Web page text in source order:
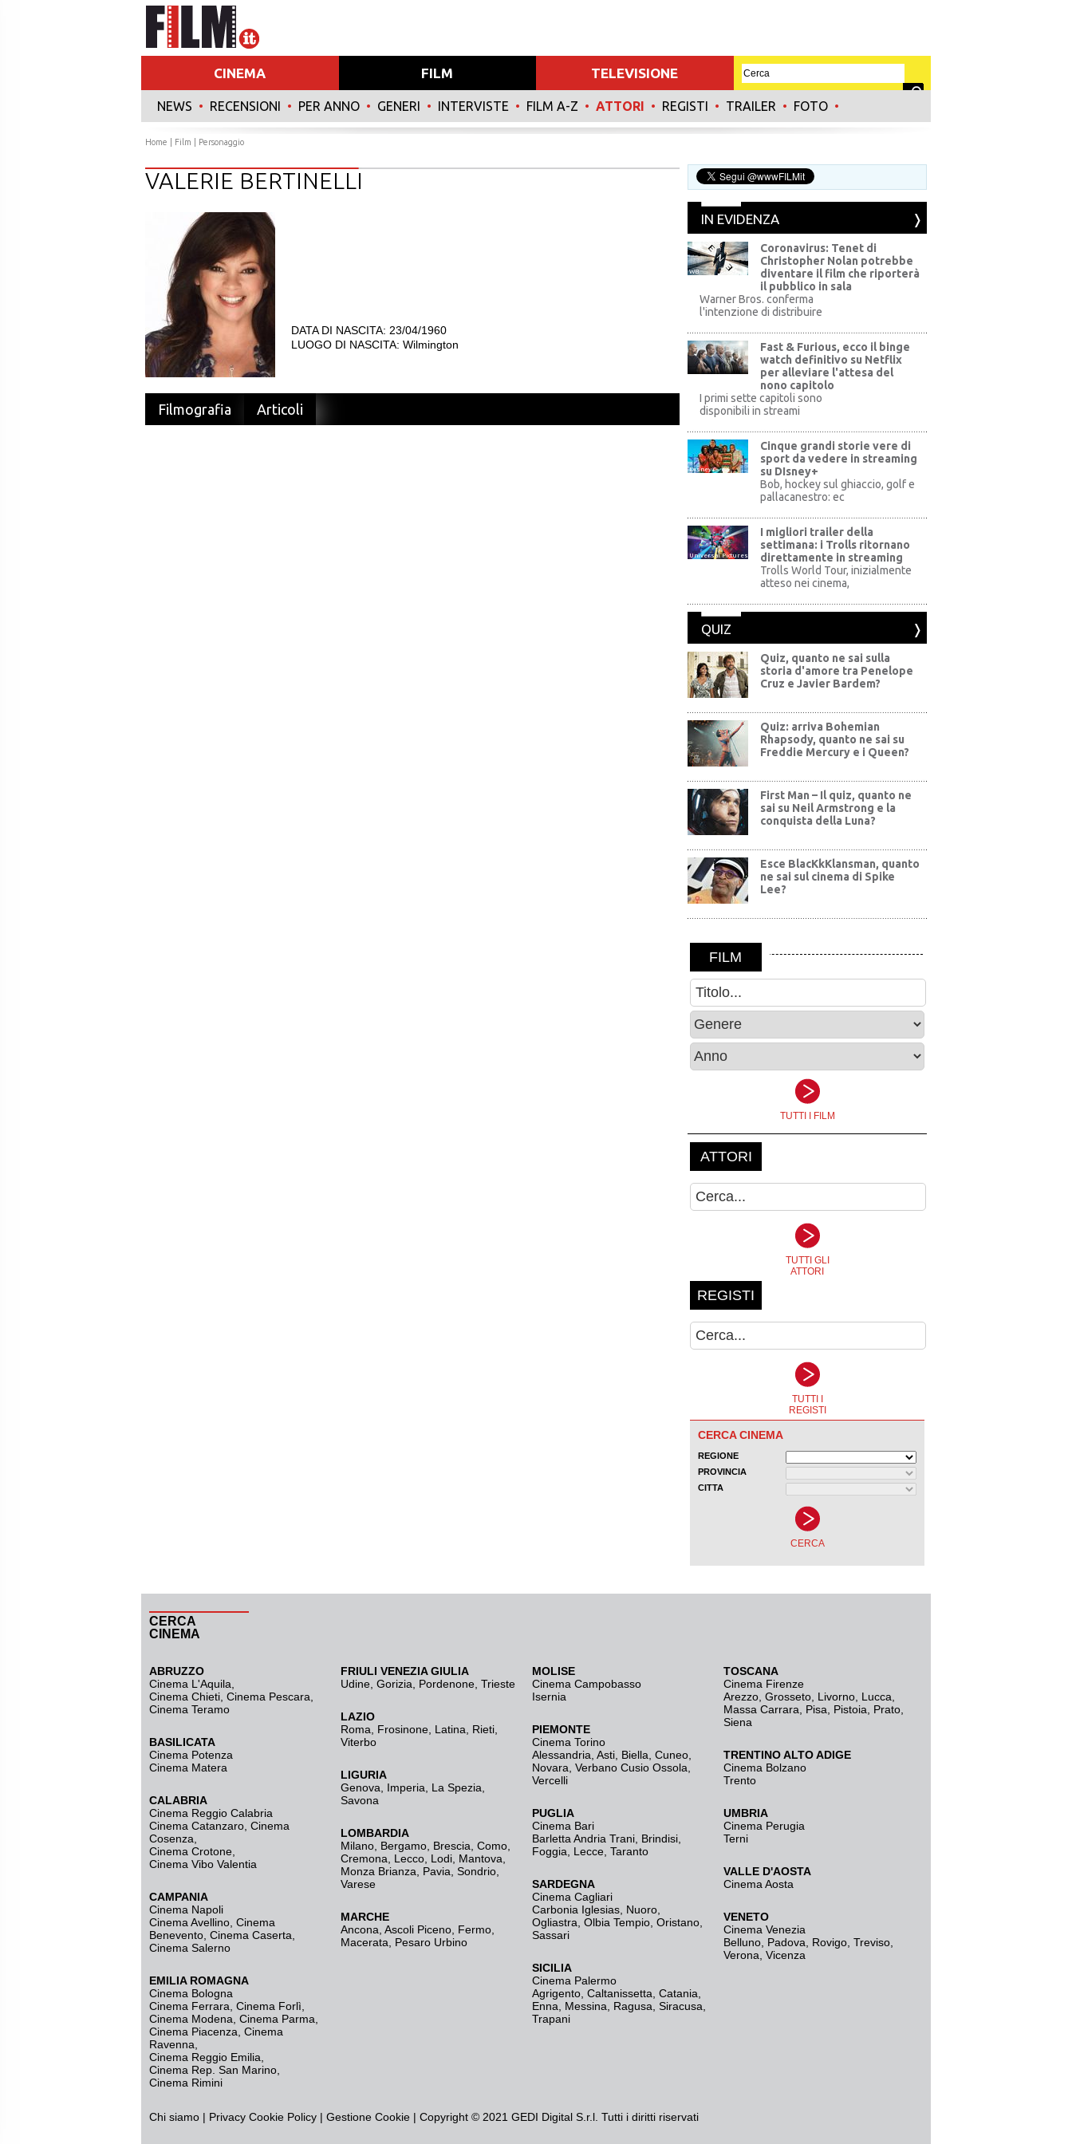
CINEMA FILM TELEVISIONE
NEWS • RECENSIONI • PER ANNO • GENERI • INTERVISTE • FILM A-Z • ATTORI • REGISTI • TRAILER • FOTO •
Home Film | Personaggio
VALERIE BERTINELLI
DATA DI NASCITA: 23/04/1960
LUOGO DI NASCITA: Wilmington
Filmografia Articoli
IN EVIDENZA
WB
Coronavirus: Tenet di
Christopher Nolan potrebbe
diventare il film che riporterà
il pubblico in sala
Warner Bros. conferma
l'intenzione di distribuire
Fast & Furious, ecco il binge
watch definitivo su Netflix
per alleviare l'attesa del
nono capitolo
I primi sette capitoli sono
disponibili in streami
Disney+
Cinque grandi storie vere di
sport da vedere in streaming
su DIsney+
Bob, hockey sul ghiaccio, golf e
pallacanestro: ec
Universal Pictures
I migliori trailer della
settimana: i Trolls ritornano
direttamente in streaming
Trolls World Tour, inizialmente
atteso nei cinema,
QUIZ
Quiz, quanto ne sai sulla
storia d'amore tra Penelope
Cruz e Javier Bardem?
Quiz: arriva Bohemian
Rhapsody, quanto ne sai su
Freddie Mercury e i Queen?
First Man – Il quiz, quanto ne
sai su Neil Armstrong e la
conquista della Luna?
Esce BlacKkKlansman, quanto
ne sai sul cinema di Spike
Lee?
CERCA
CINEMA
ABRUZZO
Cinema L'Aquila
Cinema Chieti, Cinema Pescara,
Cinema Teramo
BASILICATA
Cinema Potenza
Cinema Matera
CALABRIA
Cinema Reggio Calabria
Cinema Catanzaro Cinema
Cosenza
Cinema Crotone
Cinema Vibo Valentia
CAMPANIA
Cinema Napoli
Cinema Avellino Cinema
Benevento Cinema Caserta
Cinema Salerno
EMILIA ROMAGNA
Cinema Bologna
Cinema Ferrara Cinema Forlì
Cinema Modena Cinema Parma
Cinema Piacenza Cinema
Ravenna
Cinema Reggio Emilia
Cinema Rep. San Marino
Cinema Rimini
FRIULI VENEZIA GIULIA
Udine Gorizia Pordenone Trieste
LAZIO
Roma
Frosinone Latina Rieti
Viterbo
LIGURIA
Genova
Imperia La Spezia
Savona
LOMBARDIA
Milano Bergamo Brescia, Como
Cremona
Lecco Lodi Mantova
Monza Brianza
Pavia Sondrio
Varese
MARCHE
Ancona Ascoli Piceno Fermo
Macerata
Pesaro Urbino
MOLISE
Cinema Campobasso
Isernia
PIEMONTE
Cinema Torino
Alessandria Asti Biella Cuneo
Novara Verbano Cusio Ossola
Vercelli
PUGLIA
Cinema Bari
Barletta Andria Trani Brindisi
Foggia
Lecce Taranto
SARDEGNA
Cinema Cagliari
Carbonia Iglesias Nuoro
Ogliastra Olbia Tempio Oristano
Sassari
SICILIA
Cinema Palermo
Agrigento Caltanissetta Catania
Enna
Messina Ragusa Siracusa
Trapani
TOSCANA
Cinema Firenze
Arezzo Grosseto Livorno Lucca
Massa Carrara
Pisa Pistoia Prato
Siena
TRENTINO ALTO ADIGE
Cinema Bolzano
Trento
UMBRIA
Cinema Perugia
Terni
VALLE D'AOSTA
Cinema Aosta
VENETO
Cinema Venezia
Belluno Padova Rovigo Treviso
Verona Vicenza
Chi siamo | Privacy Cookie Policy | Gestione Cookie | Copyright © 2021 GEDI Digital S.r.l. Tutti i diritti riservati